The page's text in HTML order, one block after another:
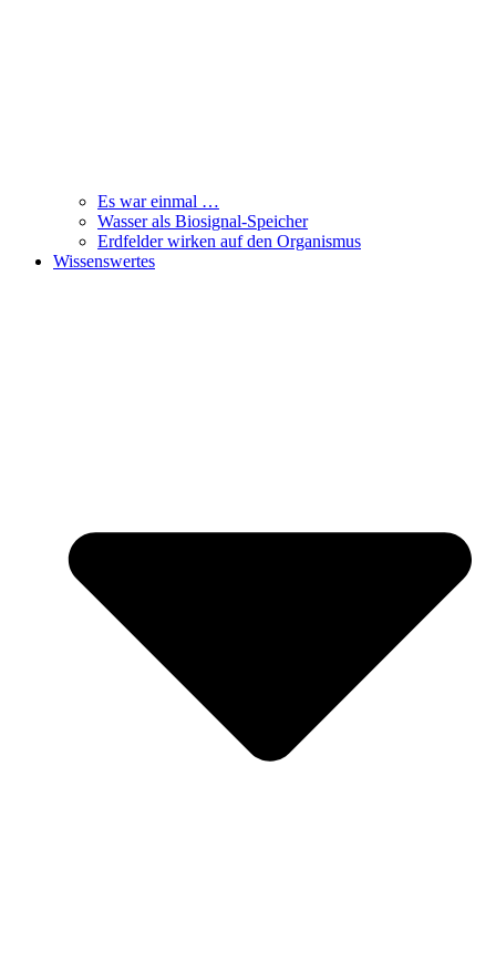
Es war einmal …
Wasser als Biosignal-Speicher
Erdfelder wirken auf den Organismus
Wissenswertes